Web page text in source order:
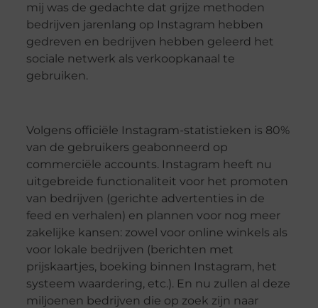
mij was de gedachte dat grijze methoden
bedrijven jarenlang op Instagram hebben
gedreven en bedrijven hebben geleerd het
sociale netwerk als verkoopkanaal te
gebruiken.
Volgens officiële Instagram-statistieken is 80%
van de gebruikers geabonneerd op
commerciële accounts. Instagram heeft nu
uitgebreide functionaliteit voor het promoten
van bedrijven (gerichte advertenties in de
feed en verhalen) en plannen voor nog meer
zakelijke kansen: zowel voor online winkels als
voor lokale bedrijven (berichten met
prijskaartjes, boeking binnen Instagram, het
systeem waardering, etc.). En nu zullen al deze
miljoenen bedrijven die op zoek zijn naar